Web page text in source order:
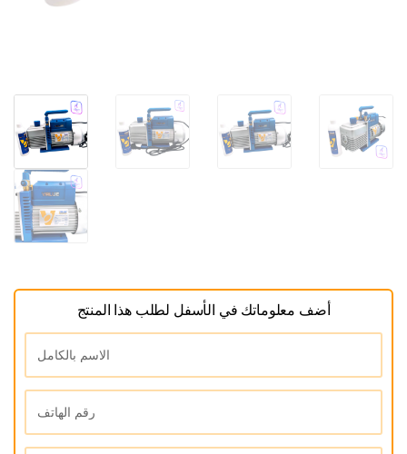
أضف معلوماتك في الأسفل لطلب هذا المنتج